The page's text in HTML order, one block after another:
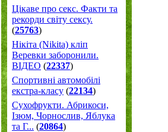
Цікаве про секс. Факти та
рекорди світу сексу.
(25763)
Нікіта (Nikita) кліп
Веревки заборонили.
ВІДЕО (22337)
Спортивні автомобілі
екстра-класу (22134)
Cухофрукти. Абрикоси,
Ізюм, Чорнослив, Яблука
та Г... (20864)